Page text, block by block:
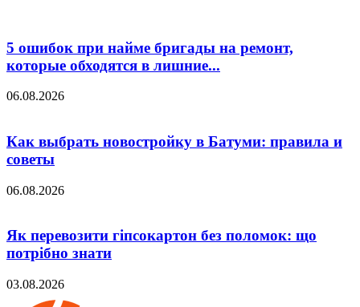
5 ошибок при найме бригады на ремонт,
которые обходятся в лишние...
06.08.2026
Как выбрать новостройку в Батуми: правила и
советы
06.08.2026
Як перевозити гіпсокартон без поломок: що
потрібно знати
03.08.2026